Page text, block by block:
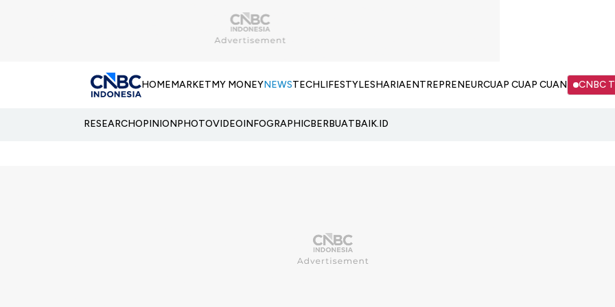
HOMEMARKETMY MONEYNEWSTECHLIFESTYLESHARIAENTREPRENEURCUAP CUAP CUAN CNBC
RESEARCHOPINIONPHOTOVIDEOINFOGRAPHICBERBUATBAIK.ID